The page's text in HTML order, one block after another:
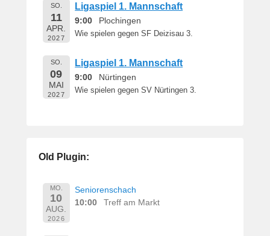
SO.
11
APR.
2027
Ligaspiel 1. Mannschaft
9:00 Plochingen
Wie spielen gegen SF Deizisau 3.
SO.
09
MAI
2027
Ligaspiel 1. Mannschaft
9:00 Nürtingen
Wie spielen gegen SV Nürtingen 3.
Old Plugin:
MO.
10
AUG.
2026
Seniorenschach
10:00
Treff am Markt